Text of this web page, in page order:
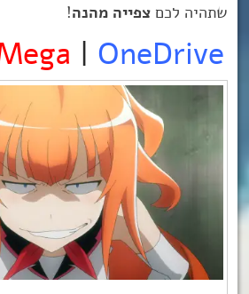
שתהיה לכםצפייה מהנה!
| OneDrive